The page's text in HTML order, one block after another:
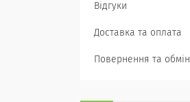
Відгуки
Доставка та оплата
Повернення та обмін